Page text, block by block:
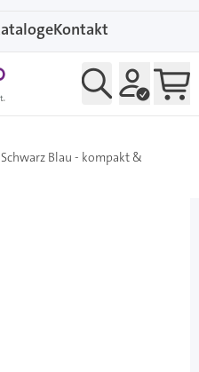
Kontakt
Schwarz Blau - kompakt &